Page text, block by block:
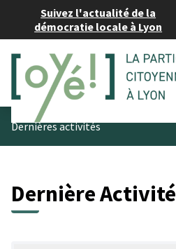
Suivez l'actualité de la
démocratie locale à Lyon
Dernières activités
Dernière Activité